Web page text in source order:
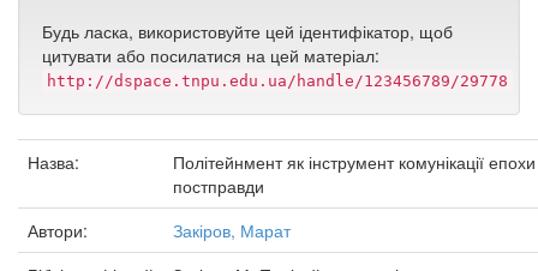
Будь ласка, використовуйте цей ідентифікатор, щоб
цитувати або посилатися на цей матеріал:
http://dspace.tnpu.edu.ua/handle/123456789/29778
Назва:
Політейнмент як інструмент комунікації епохи
постправди
Автори:
Закіров, Марат